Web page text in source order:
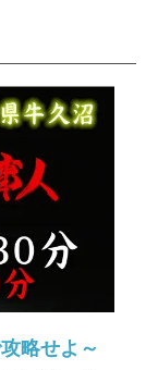
略せよ～